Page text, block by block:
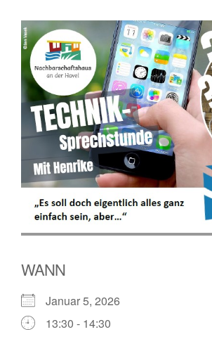
WANN
Januar 5, 2026
13:30 - 14:30